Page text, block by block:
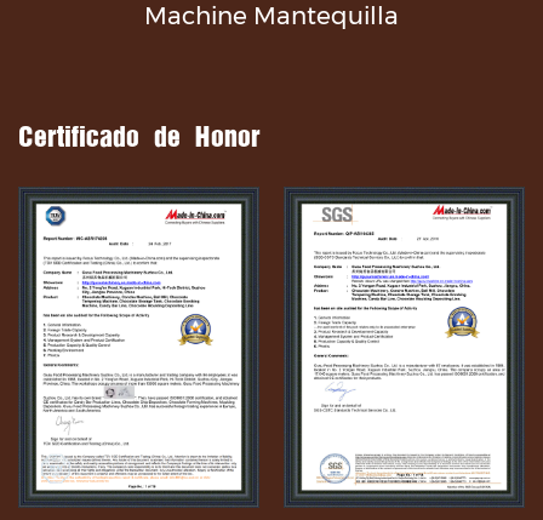
Machine Mantequilla
Certificado de Honor